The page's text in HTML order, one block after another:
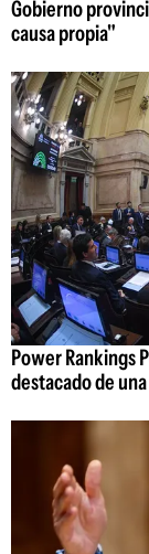
Gobierno
causa propia"
Power Rankings
destacado de